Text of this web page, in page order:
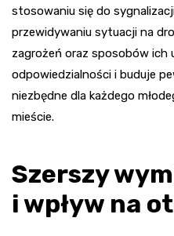
stosowaniu się do
przewidywaniu sytuacji na
zagrożeń oraz sposobów ich
odpowiedzialności i buduje
niezbędne dla każdego
mieście.
Szerszy
i wpływ na